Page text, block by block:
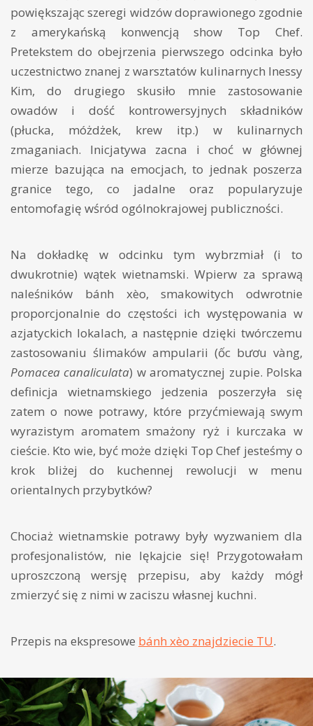
powiększając szeregi widzów doprawionego zgodnie
z amerykańską konwencją show Top Chef.
Pretekstem do obejrzenia pierwszego odcinka było
uczestnictwo znanej z warsztatów kulinarnych Inessy
Kim, do drugiego skusiło mnie zastosowanie
owadów i dość kontrowersyjnych składników
(płucka, móżdżek, krew itp.) w kulinarnych
zmaganiach. Inicjatywa zacna i choć w głównej
mierze bazująca na emocjach, to jednak poszerza
granice tego, co jadalne oraz popularyzuje
entomofagię wśród ogólnokrajowej publiczności.
Na dokładkę w odcinku tym wybrzmiał (i to
dwukrotnie) wątek wietnamski. Wpierw za sprawą
naleśników bánh xèo, smakowitych odwrotnie
proporcjonalnie do częstości ich występowania w
azjatyckich lokalach, a następnie dzięki twórczemu
zastosowaniu ślimaków ampularii (ốc bươu vàng,
Pomacea canaliculata) w aromatycznej zupie. Polska
definicja wietnamskiego jedzenia poszerzyła się
zatem o nowe potrawy, które przyćmiewają swym
wyrazistym aromatem smażony ryż i kurczaka w
cieście. Kto wie, być może dzięki Top Chef jesteśmy o
krok bliżej do kuchennej rewolucji w menu
orientalnych przybytków?
Chociaż wietnamskie potrawy były wyzwaniem dla
profesjonalistów, nie lękajcie się! Przygotowałam
uproszczoną wersję przepisu, aby każdy mógł
zmierzyć się z nimi w zaciszu własnej kuchni.
Przepis na ekspresowe bánh xèo znajdziecie TU.